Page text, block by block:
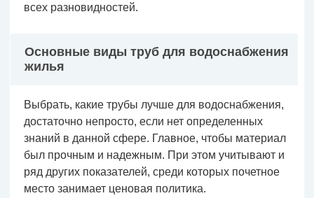
всех разновидностей.
Основные виды труб для водоснабжения
жилья
Выбрать, какие трубы лучше для водоснабжения,
достаточно непросто, если нет определенных
знаний в данной сфере. Главное, чтобы материал
был прочным и надежным. При этом учитывают и
ряд других показателей, среди которых почетное
место занимает ценовая политика.